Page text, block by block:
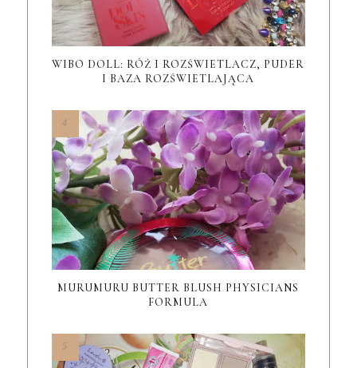
WIBO DOLL: RÓŻ I ROZŚWIETLACZ, PUDER
I BAZA ROZŚWIETLAJĄCA
MURUMURU BUTTER BLUSH PHYSICIANS
FORMULA